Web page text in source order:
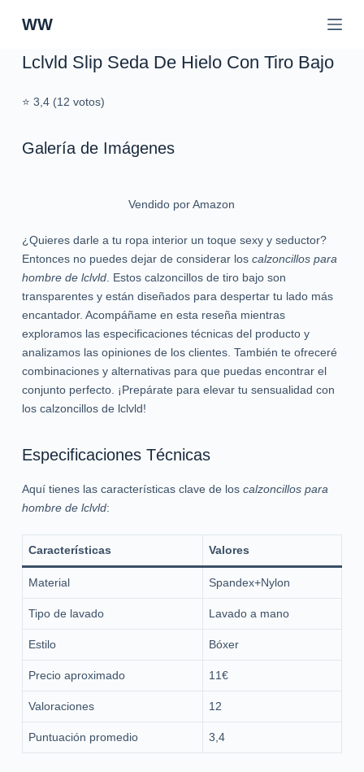
S
d
o
WW
Lclvld Slip Seda De Hielo Con Tiro Bajo
⭐ 3,4 (12 votos)
Galería de Imágenes
Vendido por Amazon
¿Quieres darle a tu ropa interior un toque sexy y seductor?
Entonces no puedes dejar de considerar los calzoncillos para
hombre de lclvld. Estos calzoncillos de tiro bajo son
transparentes y están diseñados para despertar tu lado más
encantador. Acompáñame en esta reseña mientras
exploramos las especificaciones técnicas del producto y
analizamos las opiniones de los clientes. También te ofreceré
combinaciones y alternativas para que puedas encontrar el
conjunto perfecto. ¡Prepárate para elevar tu sensualidad con
los calzoncillos de lclvld!
Especificaciones Técnicas
Aquí tienes las características clave de los calzoncillos para
hombre de lclvld:
Características Valores
Material Spandex+Nylon
Tipo de lavado Lavado a mano
Estilo Bóxer
Precio aproximado 11€
Valoraciones 12
Puntuación promedio 3,4